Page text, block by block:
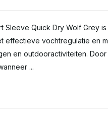
Sleeve Quick Dry Wolf Grey
effectieve vochtregulatie en
en outdooractiviteiten.
...